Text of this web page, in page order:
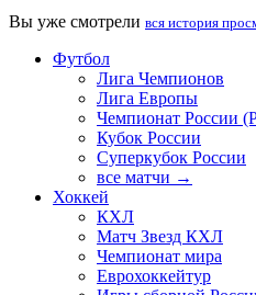
Вы уже смотрели вся история
Футбол
Лига Чемпионов
Лига Европы
Чемпионат России
Кубок России
Суперкубок России
все матчи →
Хоккей
КХЛ
Матч Звезд КХЛ
Чемпионат мира
Еврохоккейтур